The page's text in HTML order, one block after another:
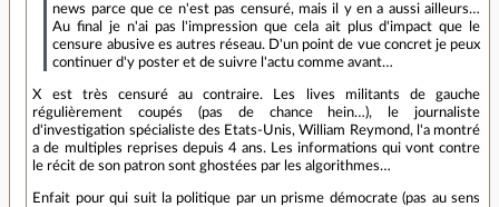
news parce que ce n'est pas censuré, mais il y en a aussi ailleurs…
Au final je n'ai pas l'impression que cela ait plus d'impact que le
censure abusive es autres réseau. D'un point de vue concret je peux
continuer d'y poster et de suivre l'actu comme avant…
X est très censuré au contraire. Les lives militants de gauche
régulièrement coupés (pas de chance hein…), le journaliste
d'investigation spécialiste des Etats-Unis, William Reymond, l'a montré
a de multiples reprises depuis 4 ans. Les informations qui vont contre
le récit de son patron sont ghostées par les algorithmes…
Enfait pour qui suit la politique par un prisme démocrate (pas au sens